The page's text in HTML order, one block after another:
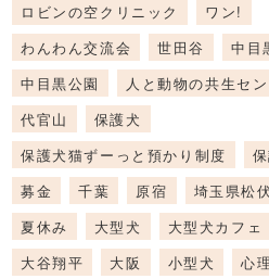
ロビンの空クリニック
ワン!
わんわん交流会
世田谷
中目
中目黒公園
人と動物の共生セ
代官山
保護犬
保護犬猫ずーっと預かり制度
募金
千葉 原宿
埼玉県松
夏休み
大型犬 大型犬カフェ
大谷翔平
大阪 小型犬
心理